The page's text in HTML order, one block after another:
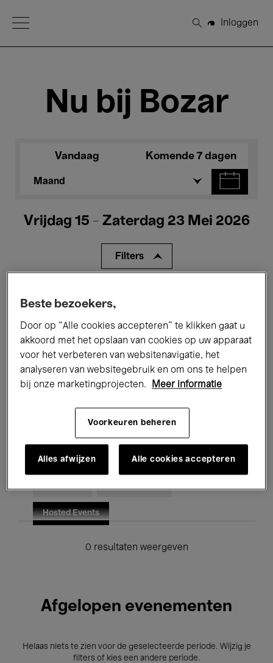
Open Menu
Zoeken
Inloggen
Nu bij Bozar
Vandaag Komende 7 dagen
Maand
Vrijdag 15 - Zaterdag 23 Mei 2026
Filters
Tentoonstellingen Films
Performances Lezingen & Debatten
Jazz Klassieke Muziek Global Music
Elektronische Muziek
Voor iedereen Kids’ Palace
Hosted Events
0 resultaten weergeven
Afgelopen evenementen
Helaas niets te zien voor de geselecteerde periode. Wijzig je
filters of kies een andere periode.
Beste bezoekers,
Door op “Alle cookies accepteren” te klikken gaat u
akkoord met het opslaan van cookies op uw apparaat
voor het verbeteren van websitenavigatie, het
analyseren van websitegebruik en om ons te helpen
bij onze marketingprojecten.
Meer informatie
Voorkeuren beheren
Alles afwijzen Alle cookies accepteren